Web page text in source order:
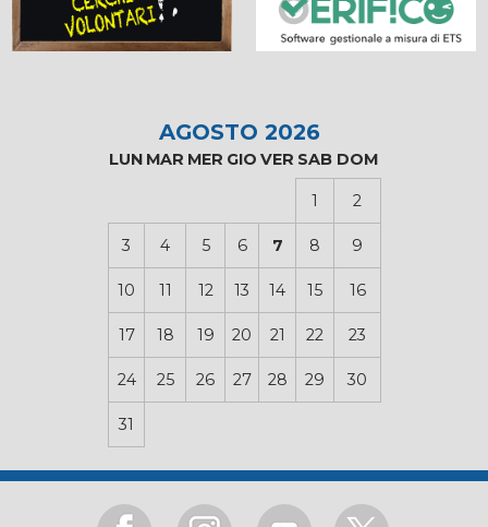
AGOSTO 2026
LUN MAR MER GIO VER SAB DOM
1 2
3 4 5 6 7 8 9
10 11 12 13 14 15 16
17 18 19 20 21 22 23
24 25 26 27 28 29 30
31